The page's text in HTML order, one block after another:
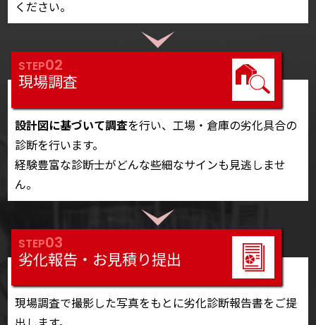
ください。
STEP02
現場調査
設計図に基づいて調査を行い、工場・倉庫の劣化具合の
診断を行います。
経験豊富な診断士がどんな些細なサインも見逃しませ
ん。
STEP03
劣化報告・お見積り提出
現場調査で撮影した写真をもとに劣化診断報告書をご提